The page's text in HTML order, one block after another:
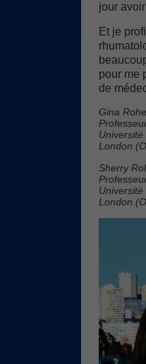
jour
Et je
pour me
de
Gina
Université
London
Sherry
Université
London